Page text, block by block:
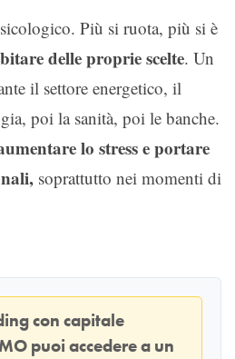
Più si ruota, più si è
delle proprie scelte. Un
il settore energetico, il
poi la sanità, poi le banche.
lo stress e portare
soprattutto nei momenti di
con capitale
puoi accedere a un